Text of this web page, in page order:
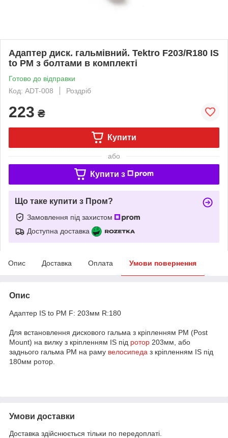
Адаптер диск. гальмівний. Tektro F203/R180 IS
to PM з болтами в комплекті
Готово до відправки
Код: ADT-008
Роздріб
223 ₴
Купити
або
Купити з
Що таке купити з Пром?
Замовлення під захистом
Доступна доставка
Опис Доставка Оплата Умови повернення
Опис
Адаптер IS to PM F: 203мм R:180
Для встановлення дискового гальма з кріпленням PM (Post
Mount) на вилку з кріпленням IS під ротор 203мм, або
заднього гальма PM на раму велосипеда з кріпленням IS під
180мм ротор.
Умови доставки
Доставка здійснюється тільки по передоплаті.